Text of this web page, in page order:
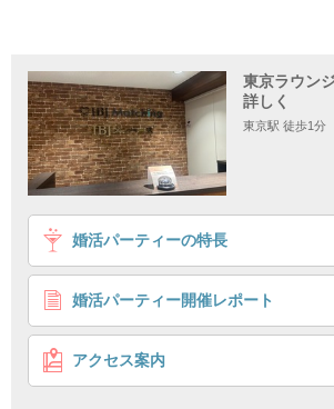
1 2 3
追加募集！＼音楽が好き・興味がある
お互いの好みを尊重し合えるお相手♥
個室8対8 好きがいっしょ
企画詳細
【 音楽が好き・興味が
東京ラウン
詳しく
東京駅 徒歩1分
婚活パーティーの特長
婚活パーティー開催レポート
アクセス案内